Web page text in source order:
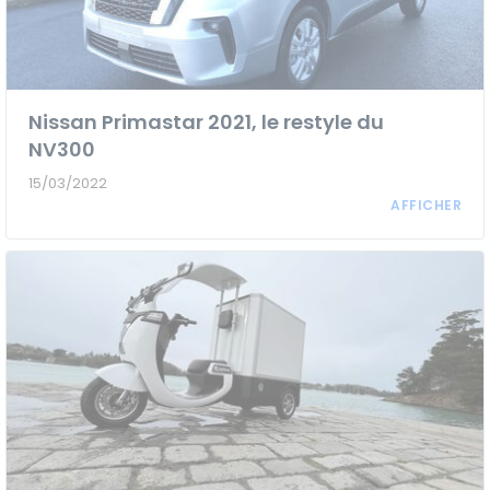
Nissan Primastar 2021, le restyle du
NV300
15/03/2022